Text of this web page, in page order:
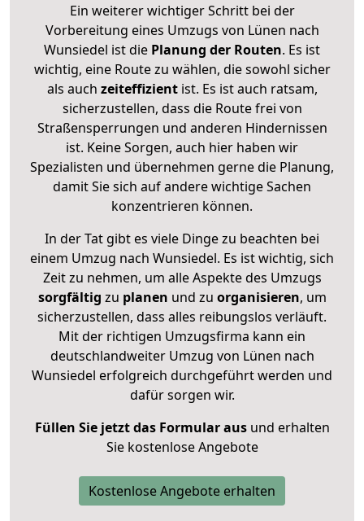
Ein weiterer wichtiger Schritt bei der
Vorbereitung eines Umzugs von Lünen nach
Wunsiedel ist die Planung der Routen. Es ist
wichtig, eine Route zu wählen, die sowohl sicher
als auch zeiteffizientist. Es ist auch ratsam,
sicherzustellen, dass die Route frei von
Straßensperrungen und anderen Hindernissen
ist. Keine Sorgen, auch hier haben wir
Spezialisten und übernehmen gerne die Planung,
damit Sie sich auf andere wichtige Sachen
konzentrieren können.
In der Tat gibt es viele Dinge zu beachten bei
einem Umzug nach Wunsiedel. Es ist wichtig, sich
Zeit zu nehmen, um alle Aspekte des Umzugs
sorgfältig zu planen und zu organisieren, um
sicherzustellen, dass alles reibungslos verläuft.
Mit der richtigen Umzugsfirma kann ein
deutschlandweiter Umzug von Lünen nach
Wunsiedel erfolgreich durchgeführt werden und
dafür sorgen wir.
Füllen Sie jetzt das Formular ausund erhalten
Sie kostenlose Angebote
Kostenlose Angebote erhalten